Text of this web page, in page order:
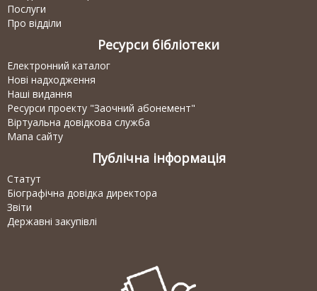
Послуги
Про відділи
Ресурси бібліотеки
Електронний каталог
Нові надходження
Наші видання
Ресурси проекту "Заочний абонемент"
Віртуальна довідкова служба
Мапа сайту
Публічна інформація
Статут
Біографічна довідка директора
Звіти
Державні закупівлі